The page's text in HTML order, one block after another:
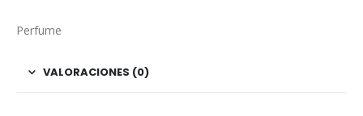
Perfume
VALORACIONES (0)